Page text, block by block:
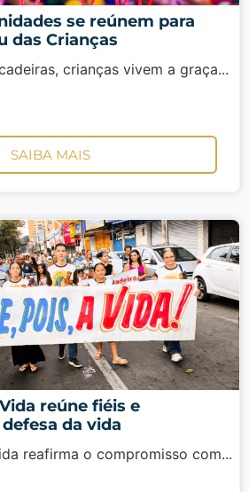
se reúnem para
das Crianças
crianças vivem a graça...
SAIBA MAIS
reúne fiéis e
da vida
reafirma o compromisso com...